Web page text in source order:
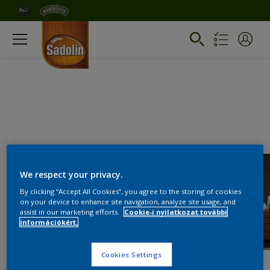
We respect your privacy.
By clicking “Accept All Cookies”, you agree to the storing of cookies
on your device to enhance site navigation, analyze site usage, and
assist in our marketing efforts.
Cookie-i nyilatkozat további
információkért.
Cookies Settings